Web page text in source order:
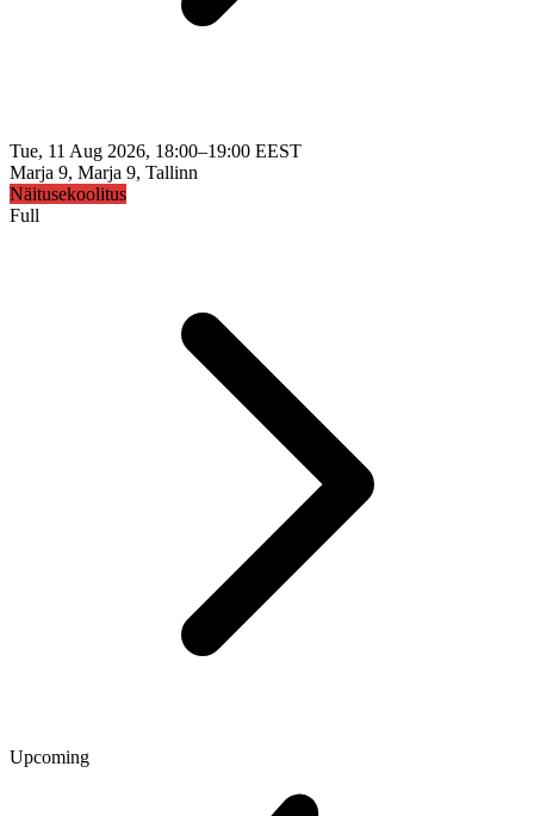
Tue, 11 Aug 2026, 18:00–19:00 EEST
Marja 9, Marja 9, Tallinn
Näitusekoolitus
Full
Upcoming